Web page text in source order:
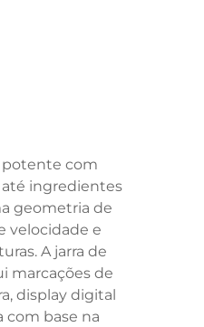
potente com
ingredientes
geometria de
velocidade e
A jarra de
marcações de
display digital
base na